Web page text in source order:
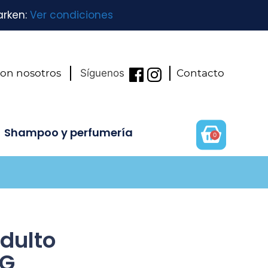
Ver condiciones
nosotros Síguenos Contacto
Shampoo y perfumería 0